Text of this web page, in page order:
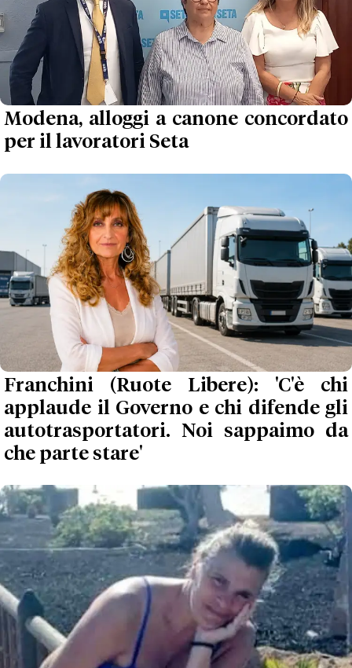
Modena, alloggi a canone concordato
per il lavoratori Seta
Franchini (Ruote Libere): 'C'è chi
applaude il Governo e chi difende gli
autotrasportatori. Noi sappaimo da
che parte stare'